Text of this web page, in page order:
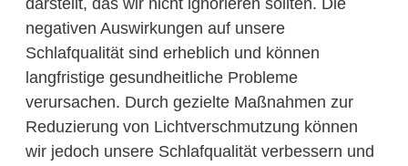
darstellt, das wir nicht ignorieren sollten. Die
negativen Auswirkungen auf unsere
Schlafqualität sind erheblich und können
langfristige gesundheitliche Probleme
verursachen. Durch gezielte Maßnahmen zur
Reduzierung von Lichtverschmutzung können
wir jedoch unsere Schlafqualität verbessern und